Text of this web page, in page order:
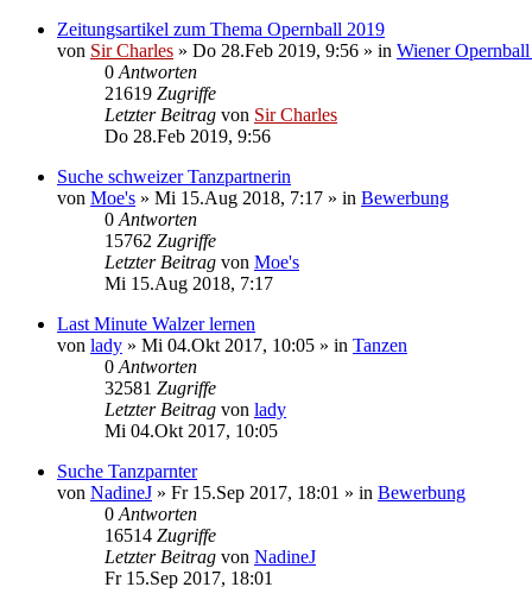
Zeitungsartikel zum Thema Opernball 2019
von Sir Charles » Do 28.Feb 2019, 9:56 » in Wiener
0 Antworten
21619 Zugriffe
Letzter Beitrag von Sir Charles
Do 28.Feb 2019, 9:56
Suche schweizer Tanzpartnerin
von Moe's » Mi 15.Aug 2018, 7:17 » in Bewerbung
0 Antworten
15762 Zugriffe
Letzter Beitrag von Moe's
Mi 15.Aug 2018, 7:17
Last Minute Walzer lernen
von lady » Mi 04.Okt 2017, 10:05 » in Tanzen
0 Antworten
32581 Zugriffe
Letzter Beitrag von lady
Mi 04.Okt 2017, 10:05
Suche Tanzparnter
von NadineJ » Fr 15.Sep 2017, 18:01 » in Bewerbung
0 Antworten
16514 Zugriffe
Letzter Beitrag von NadineJ
Fr 15.Sep 2017, 18:01